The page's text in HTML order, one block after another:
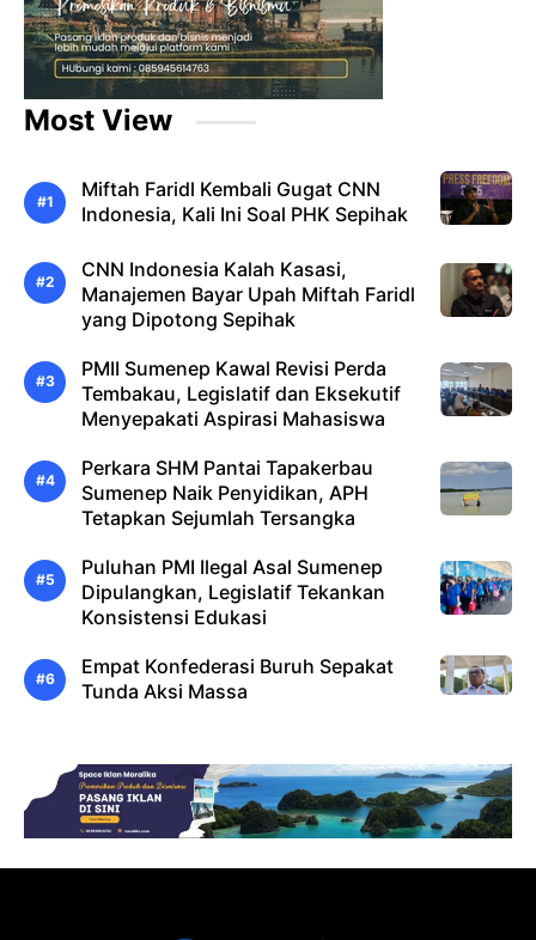
Most View
Miftah Faridl Kembali Gugat CNN
Indonesia, Kali Ini Soal PHK Sepihak
CNN Indonesia Kalah Kasasi,
Manajemen Bayar Upah Miftah Faridl
yang Dipotong Sepihak
PMII Sumenep Kawal Revisi Perda
Tembakau, Legislatif dan Eksekutif
Menyepakati Aspirasi Mahasiswa
Perkara SHM Pantai Tapakerbau
Sumenep Naik Penyidikan, APH
Tetapkan Sejumlah Tersangka
Puluhan PMI Ilegal Asal Sumenep
Dipulangkan, Legislatif Tekankan
Konsistensi Edukasi
Empat Konfederasi Buruh Sepakat
Tunda Aksi Massa